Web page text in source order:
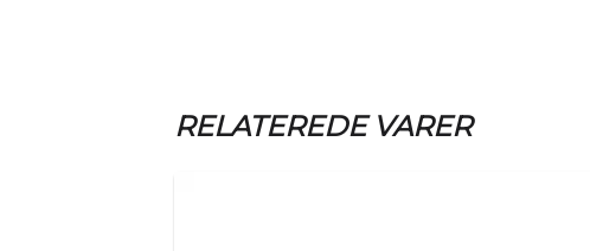
RELATEREDE VARER